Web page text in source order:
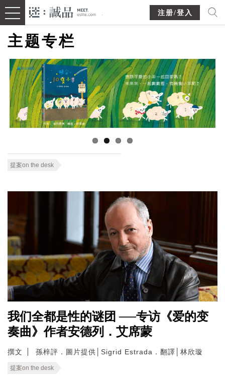
注册/登入
主题专栏
提案on the desk
我们全都是性的谜团 ──专访《爱的变
奏曲》作者安德列．艾席蒙
撰文 孫梓評．圖片提供│Sigrid Estrada．翻譯│林欣璇
提案on the desk